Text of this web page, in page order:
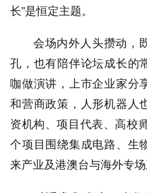
长”是恒定主题。
会场内外人头攒动，
孔，也有陪伴论坛成长的
咖做演讲，上市企业家分
和营商政策，人形机器人
资机构、项目代表、高校
个项目围绕集成电路、生
来产业及港澳台与海外专场